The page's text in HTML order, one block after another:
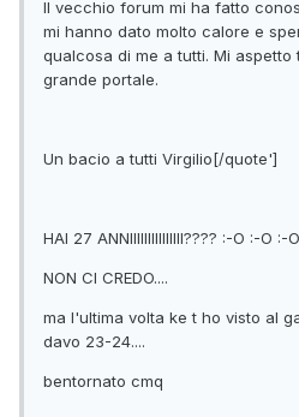
Il vecchio forum mi ha fatto
mi hanno dato molto calore e
qualcosa di me a tutti. Mi
grande portale.
Un bacio a tutti Virgilio[/quote']
HAI 27 ANNIIIIIIIIIIIIIII???? :-O :-O :-
NON CI CREDO....
ma l'ultima volta ke t ho visto al
davo 23-24....
bentornato cmq